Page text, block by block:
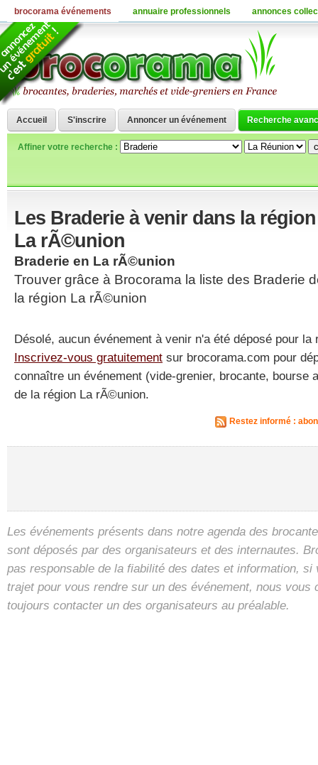
Accueil S'inscrire Annoncer un événement Recherche
Affiner votre recherche :
Les Braderie à venir dans la région
La rÃ©union
Braderie en La rÃ©union
Trouver grâce à Brocorama la liste des Braderie
la région La rÃ©union
Désolé, aucun événement à venir n'a été déposé pour
Inscrivez-vous gratuitement sur brocorama.com pour
connaître un événement (vide-grenier, brocante, bourse
de la région La rÃ©union.
Restez informé :
Les événements présents dans notre agenda des
sont déposés par des organisateurs et des internautes.
pas responsable de la fiabilité des dates et information, si
trajet pour vous rendre sur un des événement, nous vous
toujours contacter un des organisateurs au préalable.
brocorama événements annuaire professionnels annonces